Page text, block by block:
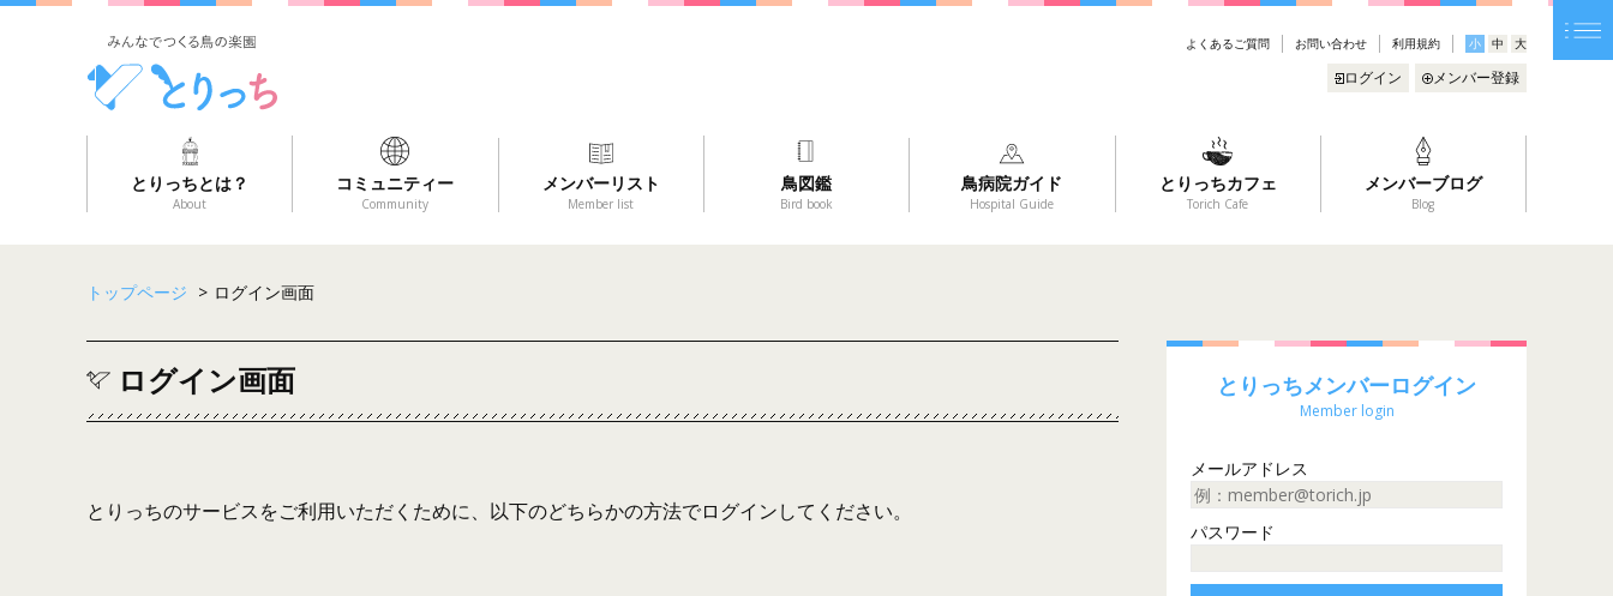
よくあるご質問 お問い合わせ 利用規約 小 中 大
ログイン メンバー登録
とりっちとは？
About
コミュニティー
Community
メンバーリスト
Member list
鳥図鑑
Bird book
鳥病院ガイド
Hospital Guide
とりっちカフェ
Torich Cafe
メンバーブログ
Blog
トップページ > ログイン画面
ログイン画面
とりっちのサービスをご利用いただくために、以下のどちらかの方法でログインしてください。
とりっちメンバーログイン
Member login
メールアドレス
パスワード